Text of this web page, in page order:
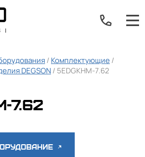
/ Комплектующие/
DEGSON/ 5EDGKHM-7.62
7.62